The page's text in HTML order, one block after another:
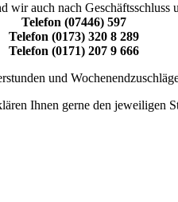
wir auch nach
Telefon (07446) 597
Telefon (0173) 320 8 289
Telefon (0171) 207 9 666
und
Ihnen gerne den jeweiligen